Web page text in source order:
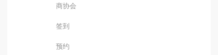
商协会
签到
预约